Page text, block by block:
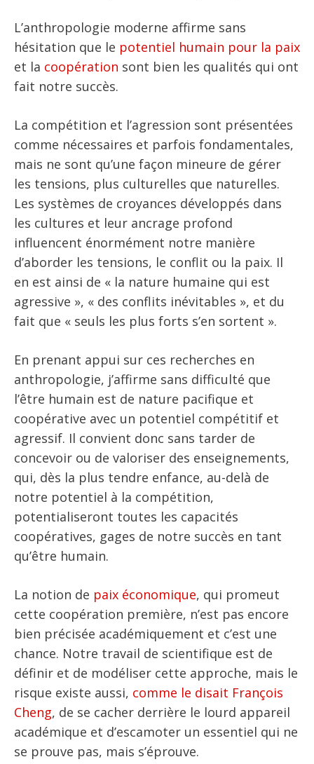
L’anthropologie moderne affirme sans
hésitation que le potentiel humain pour la paix
et la coopération sont bien les qualités qui ont
fait notre succès.
La compétition et l’agression sont présentées
comme nécessaires et parfois fondamentales,
mais ne sont qu’une façon mineure de gérer
les tensions, plus culturelles que naturelles.
Les systèmes de croyances développés dans
les cultures et leur ancrage profond
influencent énormément notre manière
d’aborder les tensions, le conflit ou la paix. Il
en est ainsi de « la nature humaine qui est
agressive », « des conflits inévitables », et du
fait que « seuls les plus forts s’en sortent ».
En prenant appui sur ces recherches en
anthropologie, j’affirme sans difficulté que
l’être humain est de nature pacifique et
coopérative avec un potentiel compétitif et
agressif. Il convient donc sans tarder de
concevoir ou de valoriser des enseignements,
qui, dès la plus tendre enfance, au-delà de
notre potentiel à la compétition,
potentialiseront toutes les capacités
coopératives, gages de notre succès en tant
qu’être humain.
La notion de paix économique, qui promeut
cette coopération première, n’est pas encore
bien précisée académiquement et c’est une
chance. Notre travail de scientifique est de
définir et de modéliser cette approche, mais le
risque existe aussi, comme le disait François
Cheng, de se cacher derrière le lourd appareil
académique et d’escamoter un essentiel qui ne
se prouve pas, mais s’éprouve.